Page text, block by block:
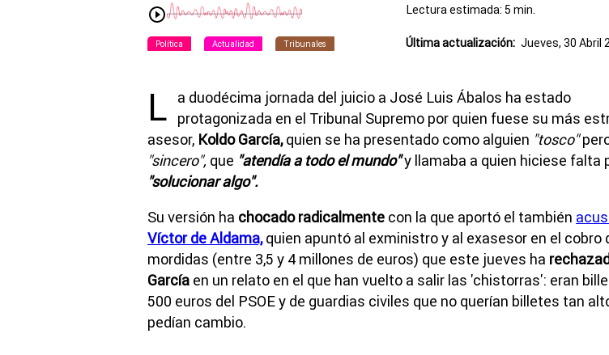
Lectura estimada: 5 min.
Política Actualidad Tribunales Última actualización: Jueves, 30 Abril
L
a duodécima jornada del juicio a José Luis Ábalos ha estado
protagonizada en el Tribunal Supremo por quien fuese su más
asesor, Koldo García,quien se ha presentado como alguien "tosco"
"sincero", que "atendía a todo el mundo"y llamaba a quien hiciese falta
"solucionar algo".
Su versión ha chocado radicalmente con la que aportó el también
Víctor de Aldama,quien apuntó al exministro y al exasesor en el cobro
mordidas (entre 3,5 y 4 millones de euros) que este jueves ha
García en un relato en el que han vuelto a salir las 'chistorras': eran
500 euros del PSOE y de guardias civiles que no querían billetes tan
pedían cambio.